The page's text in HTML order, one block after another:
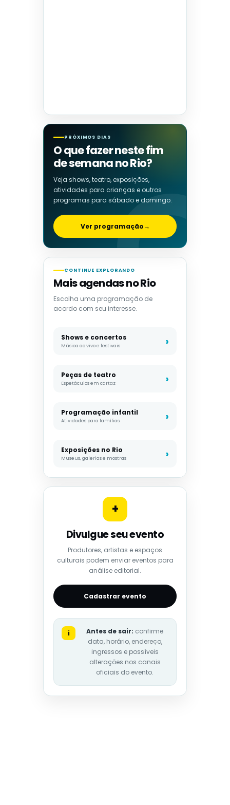
PRÓXIMOS DIAS
O que fazer neste fim
de semana no Rio?
Veja shows, teatro, exposições,
atividades para crianças e outros
programas para sábado e domingo.
Ver programação→
CONTINUE EXPLORANDO
Mais agendas no Rio
Escolha uma programação de
acordo com seu interesse.
Shows e concertos
Música ao vivo e festivais
Peças de teatro
Espetáculos em cartaz
Programação infantil
Atividades para famílias
Exposições no Rio
Museus, galerias e mostras
+
Divulgue seu evento
Produtores, artistas e espaços
culturais podem enviar eventos para
análise editorial.
Cadastrar evento
i Antes de sair: confirme
data, horário, endereço,
ingressos e possíveis
alterações nos canais
oficiais do evento.